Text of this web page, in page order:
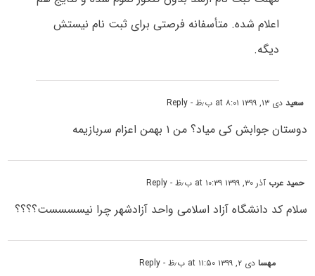
اعلام شده. متأسفانه فرصتی برای ثبت نام نیستش
دیگه.
سعیددی ۱۳, ۱۳۹۹ at ۸:۰۱ ب٫ظ - Reply
دوستان جوابش کی میاد؟ من ۱ بهمن اعزام سربازیمه
حمید عرب آذر ۳۰, ۱۳۹۹ at ۱۰:۳۹ ب٫ظ - Reply
سلام کد دانشگاه آزاد اسلامی واحد آزادشهر چرا نیسسسست؟؟؟؟
مهسادی ۲, ۱۳۹۹ at ۱۱:۵۰ ب٫ظ - Reply